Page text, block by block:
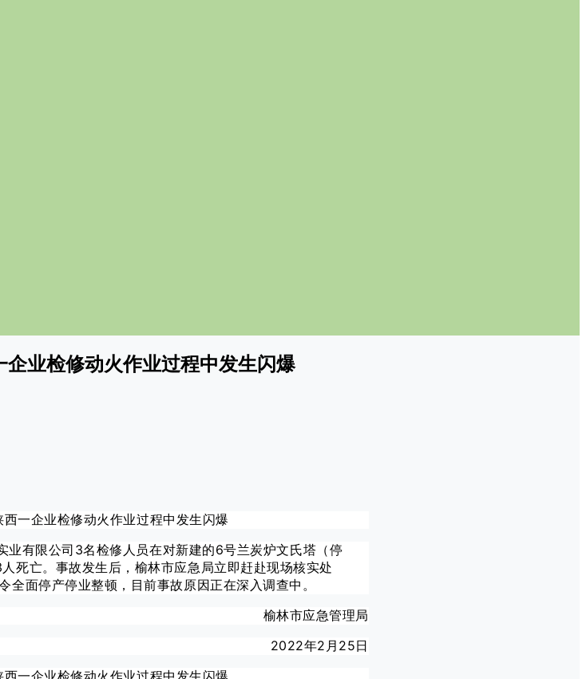
业检修动火作业过程中发生闪爆
有限公司3名检修人员在对新建的6号兰炭炉文氏塔（停
死亡。事故发生后，榆林市应急局立即赶赴现场核实处
面停产停业整顿，目前事故原因正在深入调查中。
榆林市应急管理局
2022年2月25日